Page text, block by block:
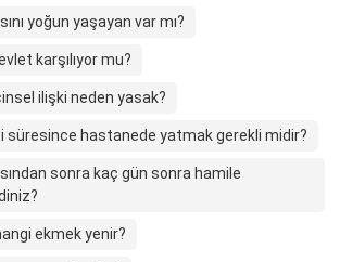
yoğun yaşayan var mı?
karşılıyor mu?
ilişki neden yasak?
süresince hastanede yatmak gerekli midir?
sonra kaç gün sonra hamile
ekmek yenir?